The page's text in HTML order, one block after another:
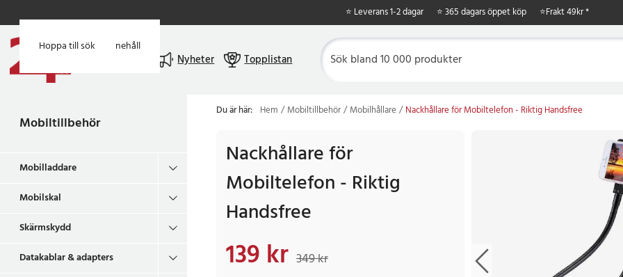
Hoppa till huvudinnehåll
Hoppa till sök
⭐ Leverans 1-2 dagar ⭐ 365 dagars öppet köp ⭐Frakt 49kr *
Nyheter Topplistan
Mobiltillbehör
Mobilladdare
Mobilskal
Skärmskydd
Datakablar & adapters
Du är här: Hem Mobiltillbehör Mobilhållare Nackhållare för Mobiltelefon - Riktig Handsfree
Nackhållare för
Mobiltelefon - Riktig
Handsfree
Nuvarande pris
139 kr 349 kr